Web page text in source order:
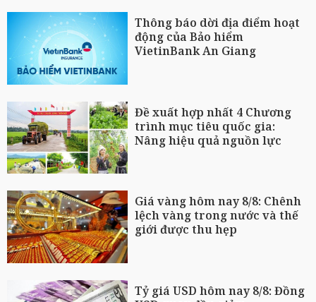
Thông báo dời địa điểm hoạt
động của Bảo hiểm
VietinBank An Giang
Đề xuất hợp nhất 4 Chương
trình mục tiêu quốc gia:
Nâng hiệu quả nguồn lực
Giá vàng hôm nay 8/8: Chênh
lệch vàng trong nước và thế
giới được thu hẹp
Tỷ giá USD hôm nay 8/8: Đồng